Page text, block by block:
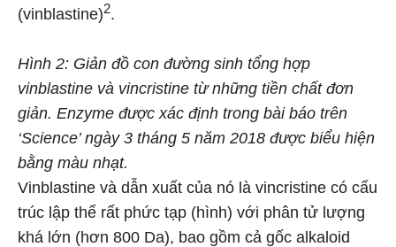
(vinblastine)2.
Hình 2: Giản đồ con đường sinh tổng hợp
vinblastine và vincristine từ những tiền chất đơn
giản. Enzyme được xác định trong bài báo trên
‘Science’ ngày 3 tháng 5 năm 2018 được biểu hiện
bằng màu nhạt.
Vinblastine và dẫn xuất của nó là vincristine có cấu
trúc lập thể rất phức tạp (hình) với phân tử lượng
khá lớn (hơn 800 Da), bao gồm cả gốc alkaloid